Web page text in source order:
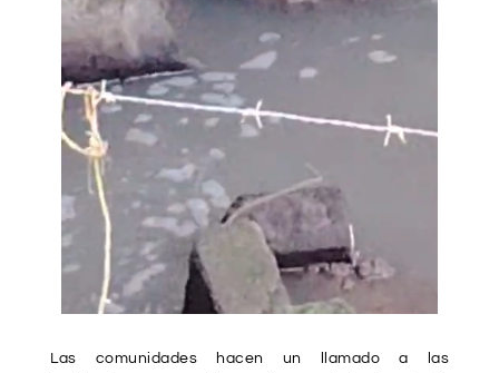
Las comunidades hacen un llamado a las